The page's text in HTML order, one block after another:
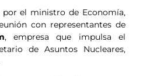
por el ministro de Economía,
con representantes de
, empresa que impulsa el
de Asuntos Nucleares,